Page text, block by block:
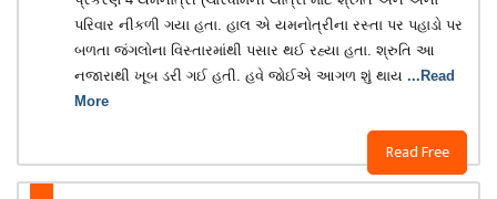
Read Free
પરિવાર નીકળી ગયા હતા. હાલ એ યમનોત્રીના રસ્તા પર પહાડો પર
બળતા જંગલોના વિસ્તારમાંથી પસાર થઈ રહ્યા હતા. શ્રુતિ આ
નજારાથી ખૂબ ડરી ગઈ હતી. હવે જોઈએ આગળ શું થાય ...Read
More